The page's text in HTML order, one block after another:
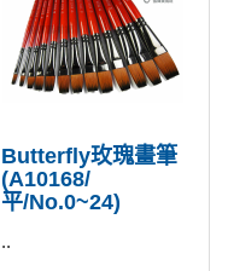
Butterfly玫瑰畫筆
(A10168/
平/No.0~24)
..